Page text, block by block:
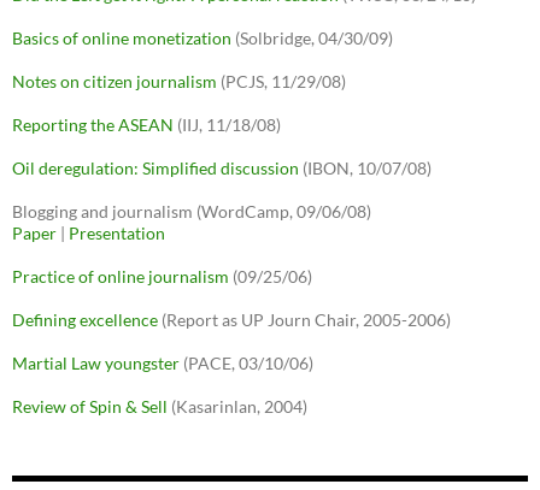
Basics of online monetization (Solbridge, 04/30/09)
Notes on citizen journalism (PCJS, 11/29/08)
Reporting the ASEAN (IIJ, 11/18/08)
Oil deregulation: Simplified discussion (IBON, 10/07/08)
Blogging and journalism (WordCamp, 09/06/08)
Paper | Presentation
Practice of online journalism (09/25/06)
Defining excellence (Report as UP Journ Chair, 2005-2006)
Martial Law youngster (PACE, 03/10/06)
Review of Spin & Sell (Kasarinlan, 2004)